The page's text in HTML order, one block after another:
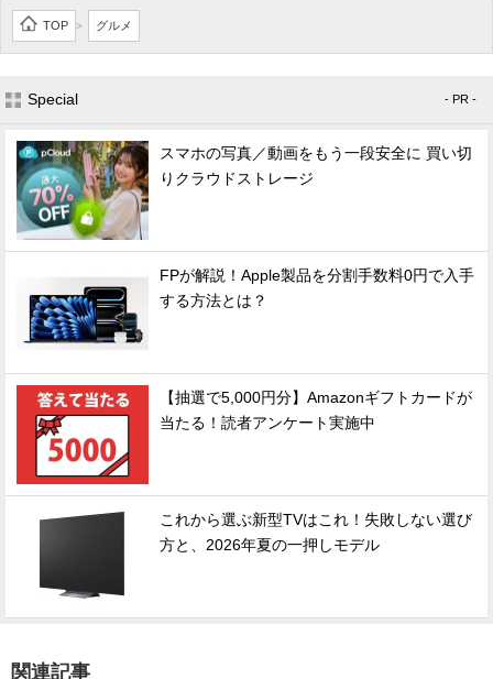
TOP > グルメ
Special - PR -
スマホの写真／動画をもう一段安全に 買い切
りクラウドストレージ
FPが解説！Apple製品を分割手数料0円で入手
する方法とは？
【抽選で5,000円分】Amazonギフトカードが
当たる！読者アンケート実施中
これから選ぶ新型TVはこれ！失敗しない選び
方と、2026年夏の一押しモデル
関連記事